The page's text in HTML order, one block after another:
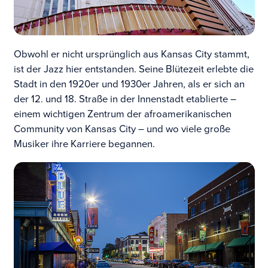
Obwohl er nicht ursprünglich aus Kansas City stammt,
ist der Jazz hier entstanden. Seine Blütezeit erlebte die
Stadt in den 1920er und 1930er Jahren, als er sich an
der 12. und 18. Straße in der Innenstadt etablierte –
einem wichtigen Zentrum der afroamerikanischen
Community von Kansas City – und wo viele große
Musiker ihre Karriere begannen.